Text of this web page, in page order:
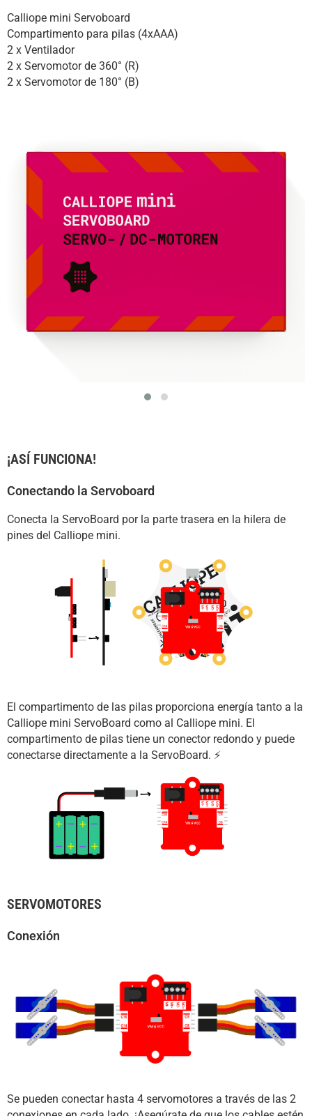
Calliope mini Servoboard
Compartimento para pilas (4xAAA)
2 x Ventilador
2 x Servomotor de 360° (R)
2 x Servomotor de 180° (B)
¡ASÍ FUNCIONA!
Conectando la Servoboard
Conecta la ServoBoard por la parte trasera en la hilera de
pines del Calliope mini.
El compartimento de las pilas proporciona energía tanto a la
Calliope mini ServoBoard como al Calliope mini. El
compartimento de pilas tiene un conector redondo y puede
conectarse directamente a la ServoBoard. ⚡
SERVOMOTORES
Conexión
Se pueden conectar hasta 4 servomotores a través de las 2